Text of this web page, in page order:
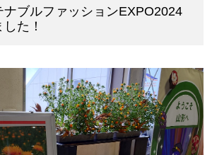
ナブルファッションEXPO2024
た！